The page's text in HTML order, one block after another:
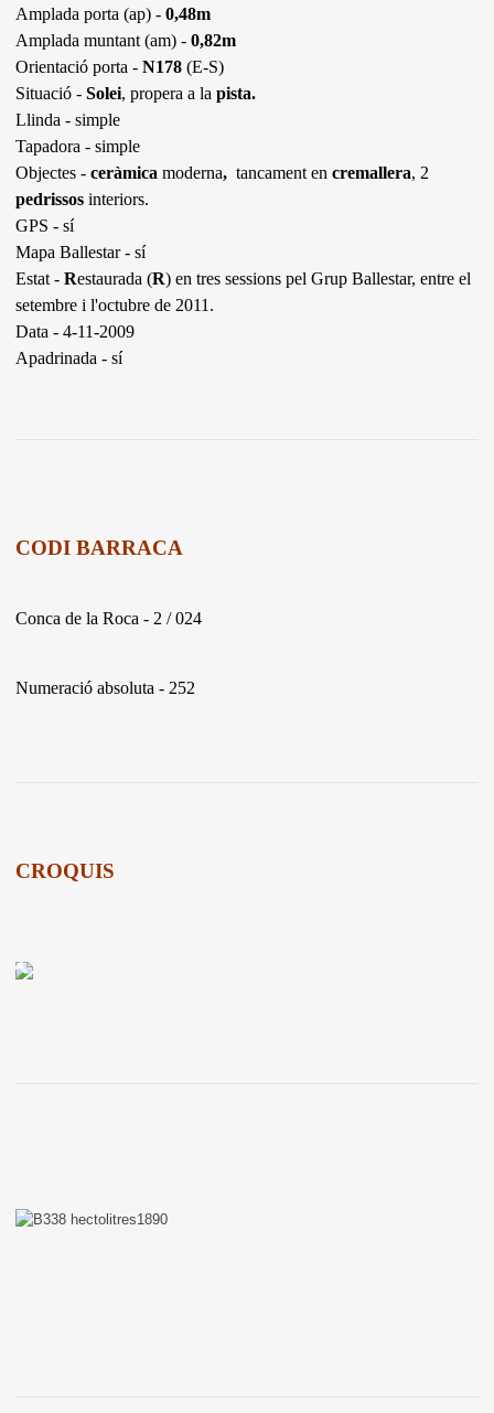
Amplada porta (ap) -0,48m
Amplada muntant (am) -0,82m
Orientació porta -N178 (E-S)
Situació -Solei, propera a lapista.
Llinda - simple
Tapadora - simple
Objectes -ceràmicamoderna, tancament en cremallera, 2
pedrissos interiors.
GPS - sí
Mapa Ballestar - sí
Estat - Restaurada (R) en tres sessions pel Grup Ballestar, entre el
setembre i l'octubre de 2011.
Data - 4-11-2009
Apadrinada - sí
CODI BARRACA
Conca de la Roca - 2 / 024
Numeració absoluta - 252
CROQUIS